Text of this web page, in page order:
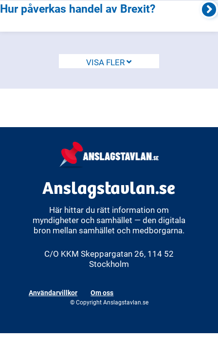
Hur påverkas handel av Brexit?
VISA FLER
Anslagstavlan.se
Här hittar du rätt information om
myndigheter och samhället — den digitala
bron mellan samhället och medborgarna.
C/O KKM Skeppargatan 26, 114 52
Stockholm
Användarvillkor Om oss
© Copyright Anslagstavlan.se